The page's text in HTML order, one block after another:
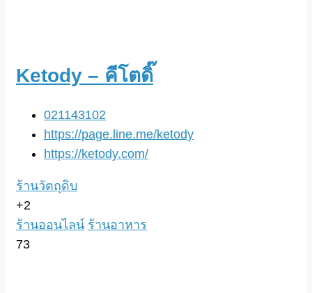
Ketody – คีโตดิ๊
021143102
https://page.line.me/ketody
https://ketody.com/
ร้านวัตถุดิบ
+2
ร้านออนไลน์ ร้านอาหาร
73